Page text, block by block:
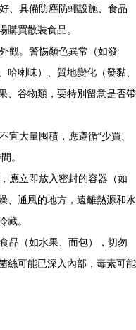
、具備防塵防蠅設施、食品
購買散裝食品。
觀。警惕顏色異常（如發
喇味）、質地變化（發黏、
、谷物類，要特別留意是否帶
宜大量囤積，應遵循“少買、
。
應立即放入密封的容器（如
、通風的地方，遠離熱源和水
藏。
品（如水果、面包），切勿
絲可能已深入內部，毒素可能